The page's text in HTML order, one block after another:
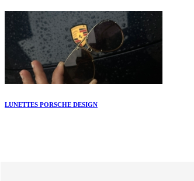
LUNETTES PORSCHE DESIGN